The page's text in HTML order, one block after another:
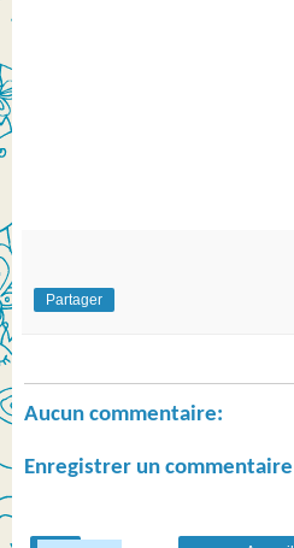
Partager
Aucun commentaire:
Enregistrer un commentaire